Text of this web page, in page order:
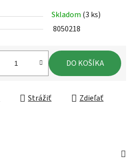
Skladom (3 ks)
8050218
DO KOŠÍKA
Strážiť Zdieľať